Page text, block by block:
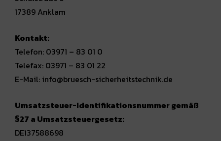
17389 Anklam
Kontakt:
Telefon: 03971 – 83 01 0
Telefax: 03971 – 83 01 22
E-Mail: info@bruesch-sicherheitstechnik.de
Umsatzsteuer-Identifikationsnummer gemäß
§27 a Umsatzsteuergesetz:
DE137588698